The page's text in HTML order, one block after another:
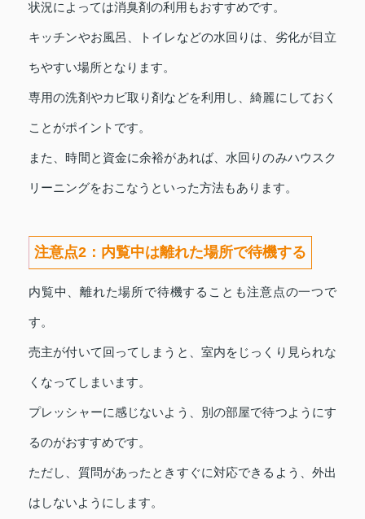
状況によっては消臭剤の利用もおすすめです。
キッチンやお風呂、トイレなどの水回りは、劣化が目立
ちやすい場所となります。
専用の洗剤やカビ取り剤などを利用し、綺麗にしておく
ことがポイントです。
また、時間と資金に余裕があれば、水回りのみハウスク
リーニングをおこなうといった方法もあります。
注意点2：内覧中は離れた場所で待機する
内覧中、離れた場所で待機することも注意点の一つで
す。
売主が付いて回ってしまうと、室内をじっくり見られな
くなってしまいます。
プレッシャーに感じないよう、別の部屋で待つようにす
るのがおすすめです。
ただし、質問があったときすぐに対応できるよう、外出
はしないようにします。